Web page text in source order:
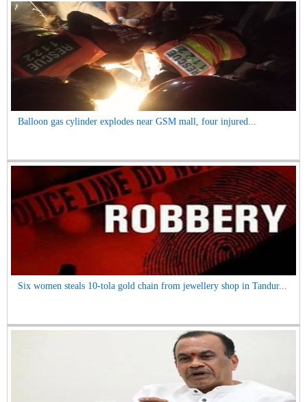
Balloon gas cylinder explodes near GSM mall, four injured...
Six women steals 10-tola gold chain from jewellery shop in Tandur...